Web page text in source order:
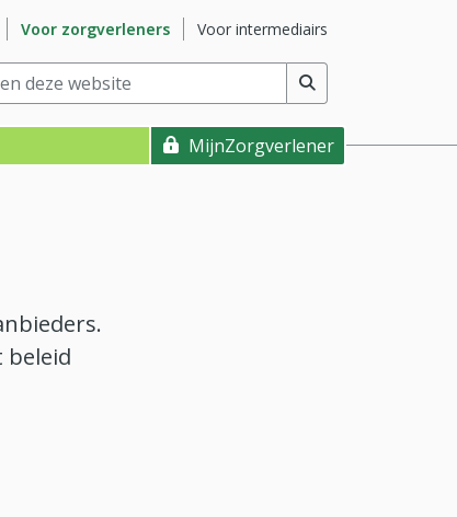
Ga naar subsite
Voor zorgverleners Ga naar subsite
Voor intermediairs
deze website(min. 2 tekens)
MijnZorgverlener
beleid